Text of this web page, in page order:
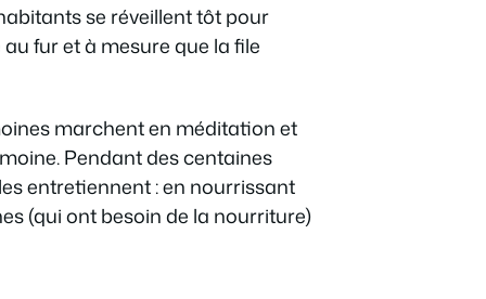
se réveillent tôt pour
fur et à mesure que la file
marchent en méditation et
Pendant des centaines
entretiennent : en nourrissant
(qui ont besoin de la nourriture)